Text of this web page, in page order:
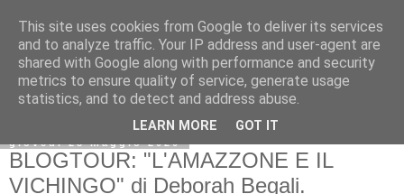
giovedì 28 maggio 2020
BLOGTOUR: "L'AMAZZONE E IL
VICHINGO" di Deborah Begali.
This site uses cookies from Google to deliver its services
and to analyze traffic. Your IP address and user-agent are
shared with Google along with performance and security
metrics to ensure quality of service, generate usage
statistics, and to detect and address abuse.
LEARN MORE GOT IT